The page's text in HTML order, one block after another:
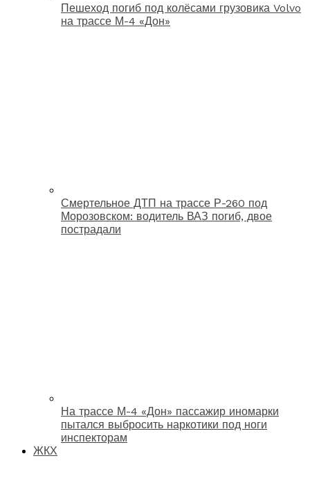
Пешеход погиб под колёсами грузовика Volvo
на трассе М-4 «Дон»
Смертельное ДТП на трассе Р-260 под
Морозовском: водитель ВАЗ погиб, двое
пострадали
На трассе М-4 «Дон» пассажир иномарки
пытался выбросить наркотики под ноги
инспекторам
ЖКХ